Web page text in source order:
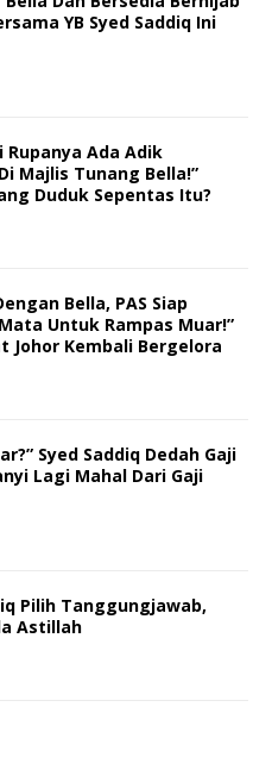
YB Syed Saddiq Ini
Rupanya Ada Adik
Majlis Tunang Bella!”
Duduk Sepentas Itu?
Bella, PAS Siap
Untuk Rampas Muar!”
Johor Kembali Bergelora
Syed Saddiq Dedah Gaji
Lagi Mahal Dari Gaji
Pilih Tanggungjawab,
Astillah